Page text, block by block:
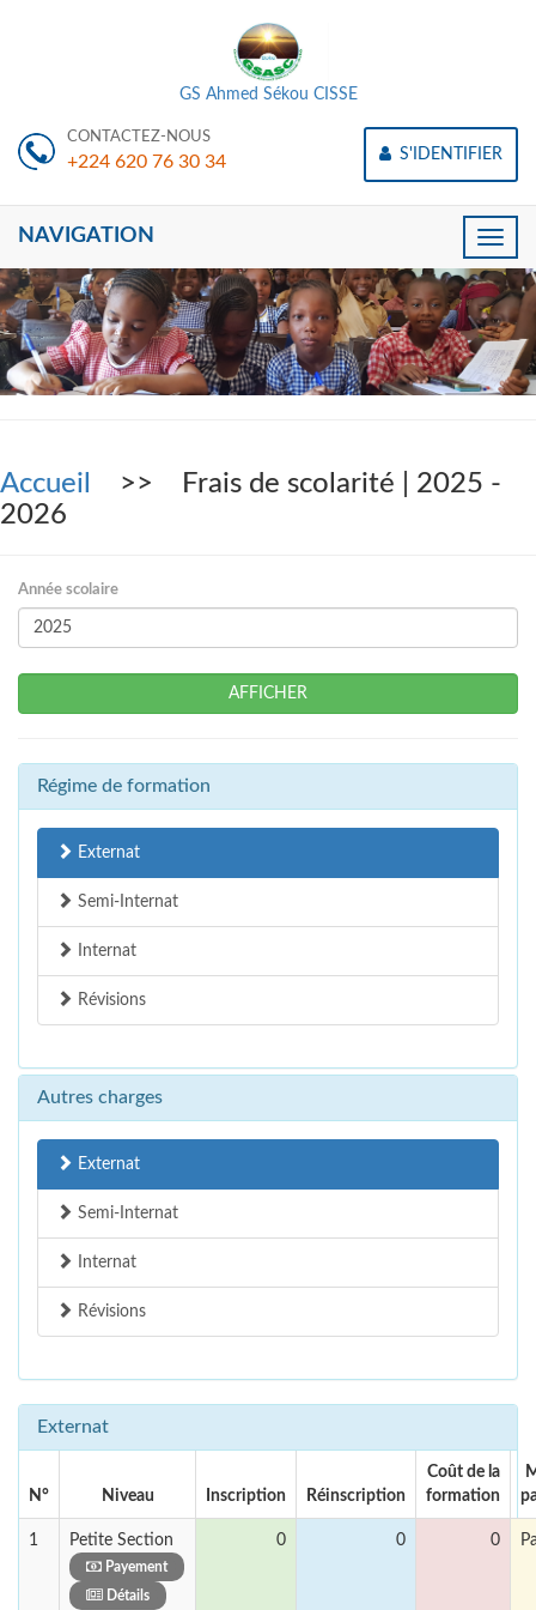
GS Ahmed Sékou CISSE
CONTACTEZ-NOUS
+224 620 76 30 34 S'IDENTIFIER
Toggle
NAVIGATION
Accueil
>> Frais de scolarité | 2025 -
2026
Année scolaire
AFFICHER
Régime de formation
Externat
Semi-Internat
Internat
Révisions
Autres charges
Externat
Semi-Internat
Internat
Révisions
Externat
N° Niveau Inscription Réinscription
Coût de la
formation
1 Petite Section
Payement
Détails
0 0 0